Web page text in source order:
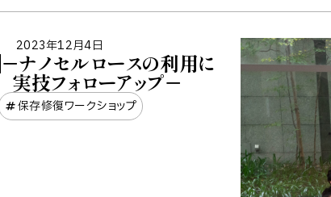
2023年12月4日
－ナノセルロースの利用に
技フォローアップ－
保存修復ワークショップ